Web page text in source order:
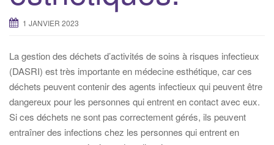
1 JANVIER 2023
La gestion des déchets d’activités de soins à risques infectieux
(DASRI) est très importante en médecine esthétique, car ces
déchets peuvent contenir des agents infectieux qui peuvent être
dangereux pour les personnes qui entrent en contact avec eux.
Si ces déchets ne sont pas correctement gérés, ils peuvent
entraîner des infections chez les personnes qui entrent en